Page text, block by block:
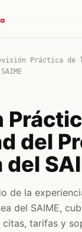
Práctica
del
del
de la
del SAIME,
citas, tarifas y